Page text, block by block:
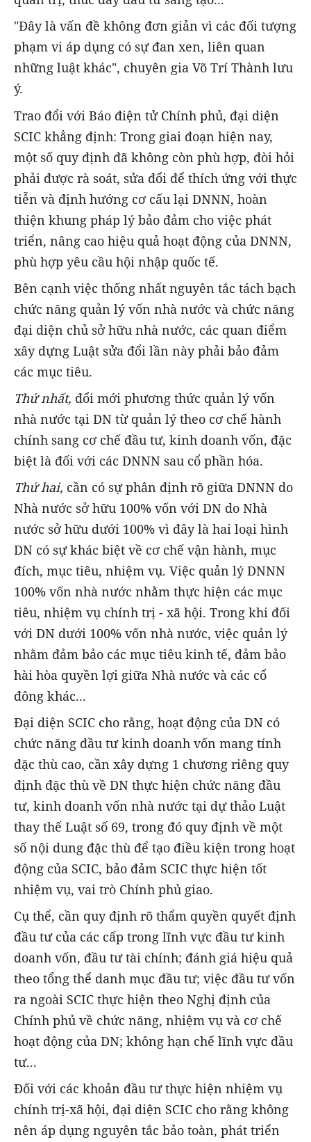
"Đây là vấn đề không đơn giản vì các đối tượng
phạm vi áp dụng có sự đan xen, liên quan
những luật khác", chuyên gia Võ Trí Thành lưu
ý.
Trao đổi với Báo điện tử Chính phủ, đại diện
SCIC khẳng định: Trong giai đoạn hiện nay,
một số quy định đã không còn phù hợp, đòi hỏi
phải được rà soát, sửa đổi để thích ứng với thực
tiễn và định hướng cơ cấu lại DNNN, hoàn
thiện khung pháp lý bảo đảm cho việc phát
triển, nâng cao hiệu quả hoạt động của DNNN,
phù hợp yêu cầu hội nhập quốc tế.
Bên cạnh việc thống nhất nguyên tắc tách bạch
chức năng quản lý vốn nhà nước và chức năng
đại diện chủ sở hữu nhà nước, các quan điểm
xây dựng Luật sửa đổi lần này phải bảo đảm
các mục tiêu.
Thứ nhất, đổi mới phương thức quản lý vốn
nhà nước tại DN từ quản lý theo cơ chế hành
chính sang cơ chế đầu tư, kinh doanh vốn, đặc
biệt là đối với các DNNN sau cổ phần hóa.
Thứ hai, cần có sự phân định rõ giữa DNNN do
Nhà nước sở hữu 100% vốn với DN do Nhà
nước sở hữu dưới 100% vì đây là hai loại hình
DN có sự khác biệt về cơ chế vận hành, mục
đích, mục tiêu, nhiệm vụ. Việc quản lý DNNN
100% vốn nhà nước nhằm thực hiện các mục
tiêu, nhiệm vụ chính trị - xã hội. Trong khi đối
với DN dưới 100% vốn nhà nước, việc quản lý
nhằm đảm bảo các mục tiêu kinh tế, đảm bảo
hài hòa quyền lợi giữa Nhà nước và các cổ
đông khác...
Đại diện SCIC cho rằng, hoạt động của DN có
chức năng đầu tư kinh doanh vốn mang tính
đặc thù cao, cần xây dựng 1 chương riêng quy
định đặc thù về DN thực hiện chức năng đầu
tư, kinh doanh vốn nhà nước tại dự thảo Luật
thay thế Luật số 69, trong đó quy định về một
số nội dung đặc thù để tạo điều kiện trong hoạt
động của SCIC, bảo đảm SCIC thực hiện tốt
nhiệm vụ, vai trò Chính phủ giao.
Cụ thể, cần quy định rõ thẩm quyền quyết định
đầu tư của các cấp trong lĩnh vực đầu tư kinh
doanh vốn, đầu tư tài chính; đánh giá hiệu quả
theo tổng thể danh mục đầu tư; việc đầu tư vốn
ra ngoài SCIC thực hiện theo Nghị định của
Chính phủ về chức năng, nhiệm vụ và cơ chế
hoạt động của DN; không hạn chế lĩnh vực đầu
tư...
Đối với các khoản đầu tư thực hiện nhiệm vụ
chính trị-xã hội, đại diện SCIC cho rằng không
nên áp dụng nguyên tắc bảo toàn, phát triển